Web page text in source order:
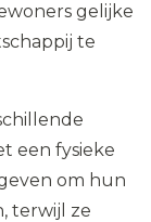
gelijke
te
een fysieke
om hun
terwijl ze